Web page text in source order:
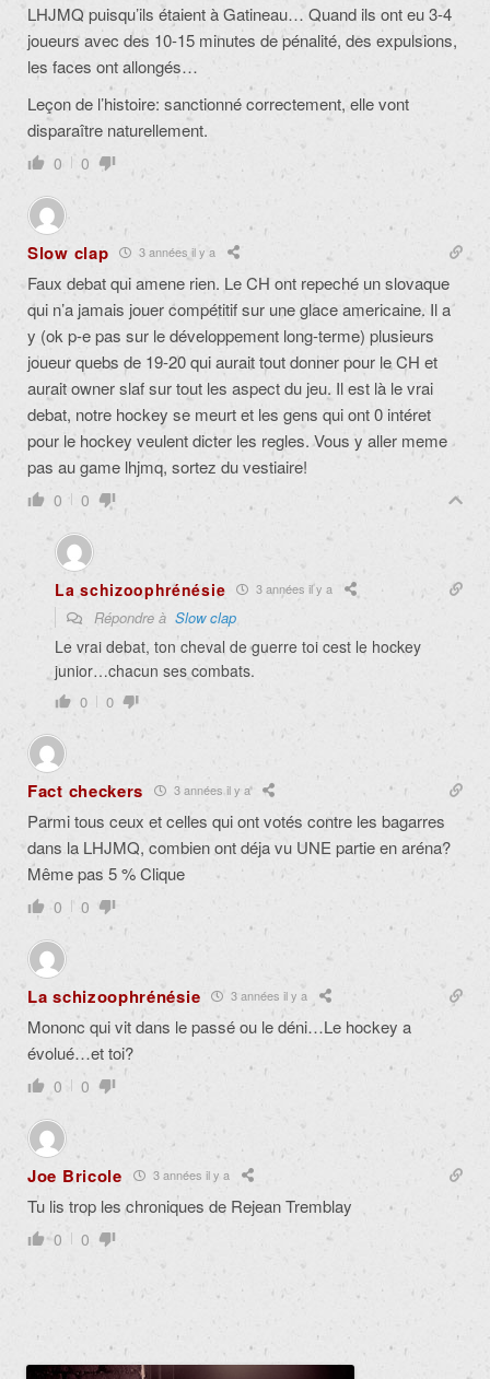
LHJMQ puisqu’ils étaient à Gatineau… Quand ils ont eu 3-4
joueurs avec des 10-15 minutes de pénalité, des expulsions,
les faces ont allongés…
Leçon de l’histoire: sanctionné correctement, elle vont
disparaître naturellement.
0 0
Slow clap 3 années il y a
Faux debat qui amene rien. Le CH ont repeché un slovaque
qui n’a jamais jouer compétitif sur une glace americaine. Il a
y (ok p-e pas sur le développement long-terme) plusieurs
joueur quebs de 19-20 qui aurait tout donner pour le CH et
aurait owner slaf sur tout les aspect du jeu. Il est là le vrai
debat, notre hockey se meurt et les gens qui ont 0 intéret
pour le hockey veulent dicter les regles. Vous y aller meme
pas au game lhjmq, sortez du vestiaire!
0 0
La schizoophrénésie 3 années il y a
Répondre à Slow clap
Le vrai debat, ton cheval de guerre toi cest le hockey
junior…chacun ses combats.
0 0
Fact checkers 3 années il y a
Parmi tous ceux et celles qui ont votés contre les bagarres
dans la LHJMQ, combien ont déja vu UNE partie en aréna?
Même pas 5 % Clique
0 0
La schizoophrénésie 3 années il y a
Mononc qui vit dans le passé ou le déni…Le hockey a
évolué…et toi?
0 0
Joe Bricole 3 années il y a
Tu lis trop les chroniques de Rejean Tremblay
0 0